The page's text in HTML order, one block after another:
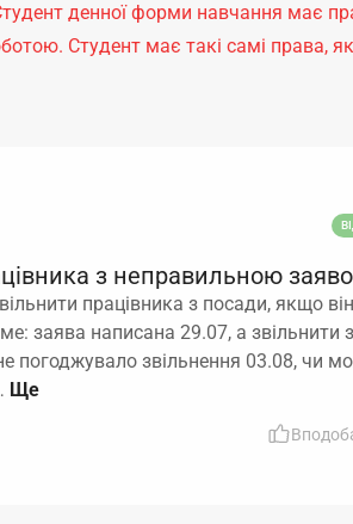
денної форми навчання має
Студент має такі самі права, як
з неправильною
працівника з посади, якщо
заява написана 29.07, а звільнити
погоджувало звільнення 03.08, чи